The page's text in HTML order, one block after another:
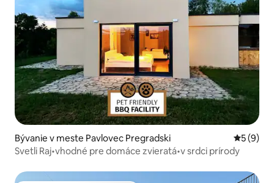
Bývanie v meste Pavlovec Pregradski
5 (9)
Svetli Raj•vhodné pre domáce zvieratá•v srdci prírody